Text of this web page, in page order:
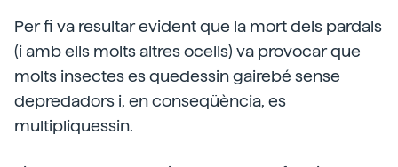
Per fi va resultar evident que la mort dels pardals
(i amb ells molts altres ocells) va provocar que
molts insectes es quedessin gairebé sense
depredadors i, en conseqüència, es
multipliquessin.